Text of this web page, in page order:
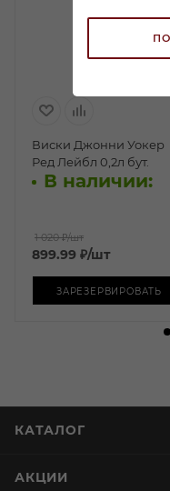
Виски Джонни Уокер
Ред Лейбл 0,2л бут.
В наличии:
1 020 ₽/шт
899.99 ₽/шт
ЗАРЕЗЕРВИРОВАТЬ
КАТАЛОГ
АКЦИИ